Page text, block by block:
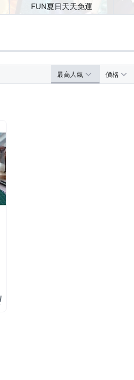
FUN夏日天天免運
最高人氣 價格